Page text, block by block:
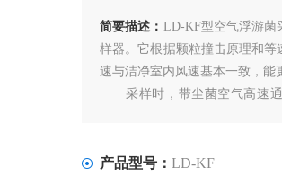
简要描述： LD-KF型空气浮游菌
样器。它根据颗粒撞击原理和
速与洁净室内风速基本一致，能
采样时，带尘菌空气高速通
产品型号： LD-KF